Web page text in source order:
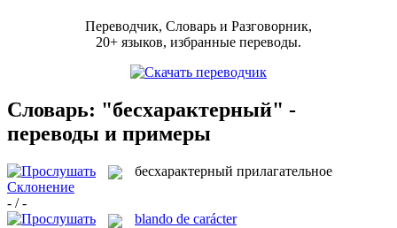
Переводчик, Словарь и Разговорник,
20+ языков, избранные переводы.
Словарь: "бесхарактерный" -
переводы и примеры
бесхарактерный прилагательное
Склонение
- / -
blando de carácter